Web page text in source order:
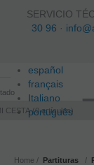
SERVICIO
30 96 ·
español
français
Italiano
português
CESTA 0artículos
Home Partituras